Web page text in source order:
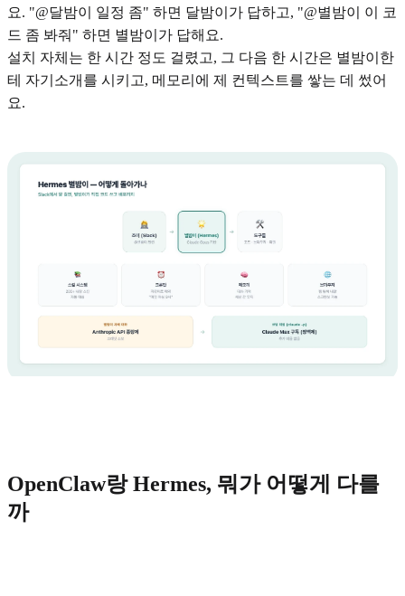
요. "@달밤이 일정 좀" 하면 달밤이가 답하고, "@별밤이 이 코
드 좀 봐줘" 하면 별밤이가 답해요.
설치 자체는 한 시간 정도 걸렸고, 그 다음 한 시간은 별밤이한
테 자기소개를 시키고, 메모리에 제 컨텍스트를 쌓는 데 썼어
요.
OpenClaw랑 Hermes, 뭐가 어떻게 다를
까